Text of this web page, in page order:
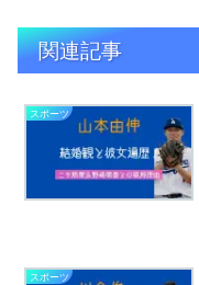
関連記事
スポーツ
スポーツ